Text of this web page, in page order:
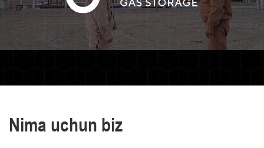
Nima uchun biz